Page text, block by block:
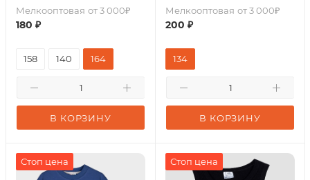
Мелкооптовая от 3 000₽
180 ₽
В КОРЗИНУ
158 140 164
Мелкооптовая от 3 000₽
200 ₽
В КОРЗИНУ
134
Стоп цена Стоп цена